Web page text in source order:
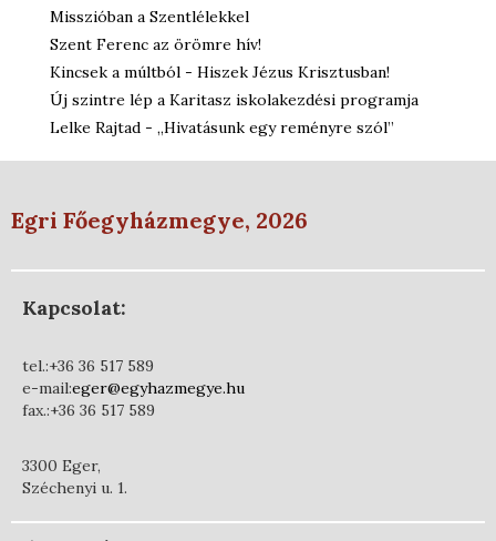
Misszióban a Szentlélekkel
Szent Ferenc az örömre hív!
Kincsek a múltból - Hiszek Jézus Krisztusban!
Új szintre lép a Karitasz iskolakezdési programja
Lelke Rajtad - „Hivatásunk egy reményre szól”
Egri Főegyházmegye, 2026
Kapcsolat:
tel.:+36 36 517 589
e-mail:eger@egyhazmegye.hu
fax.:+36 36 517 589
3300 Eger,
Széchenyi u. 1.